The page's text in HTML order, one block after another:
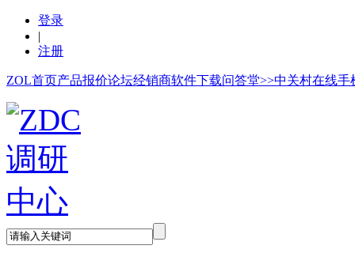
登录
|
注册
ZOL首页产品报价论坛经销商软件下载问答堂>>中关村在线手